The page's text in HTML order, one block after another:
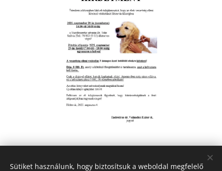
Sütiket használunk, hogy biztosítsuk a weboldal megfelelő